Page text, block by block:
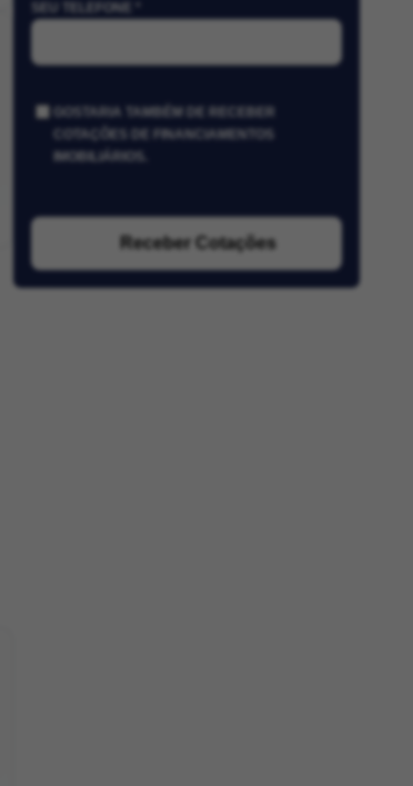
SEU TELEFONE *
GOSTARIA TAMBÉM DE RECEBER
COTAÇÕES DE FINANCIAMENTOS
IMOBILIÁRIOS.
Receber Cotações